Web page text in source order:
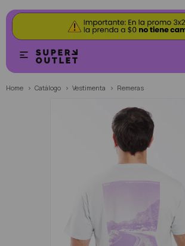

Home Catálogo Vestimenta Remeras